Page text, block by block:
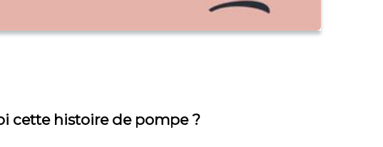
cette histoire de pompe ?